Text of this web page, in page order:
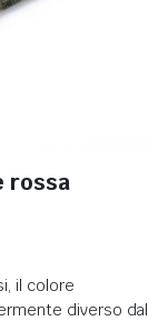
rossa
il colore
diverso dal